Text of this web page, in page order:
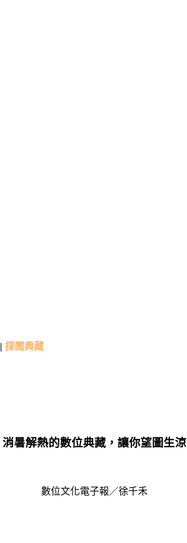
| 探閱典藏
消暑解熱的數位典藏，讓你望圖生涼
數位文化電子報／徐千禾